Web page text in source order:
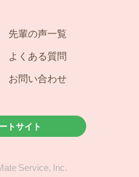
先輩の声一覧
よくある質問
お問い合わせ
トサイト
Service, Inc.